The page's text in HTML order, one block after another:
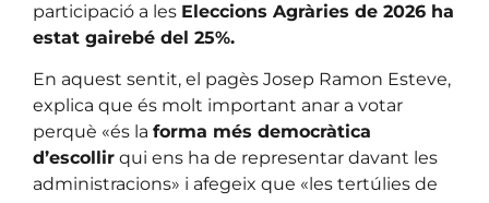
participació a les Eleccions Agràries de 2026 ha
estat gairebé del 25%.
En aquest sentit, el pagès Josep Ramon Esteve,
explica que és molt important anar a votar
perquè «és la forma més democràtica
d’escollir qui ens ha de representar davant les
administracions» i afegeix que «les tertúlies de